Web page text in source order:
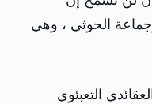
وجماعة الحوثي ، وهي
التعبئوي